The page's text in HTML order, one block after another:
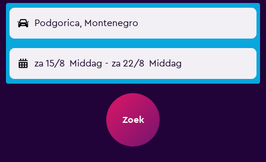
Podgorica, Montenegro
za 15/8 Middag - za 22/8 Middag
Zoek